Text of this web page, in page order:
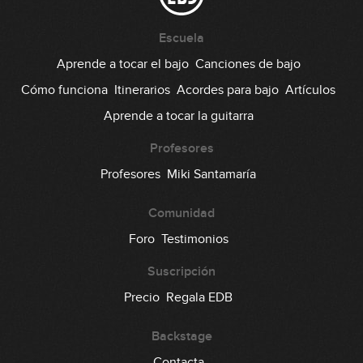
06:53
#117: Pop Groove + Melodía en Ebm
#118: Visualización de 9as y 10as
#119: Slap de pulgar constante en
Gm
GRATIS
Escuela
Aprende a tocar el bajo Canciones de bajo
Cómo funciona Itinerarios Acordes para bajo Artículos
Aprende a tocar la guitarra
Profesores
Profesores Miki Santamaría
Comunidad
Foro Testimonios
Suscripción
Precio Regala EDB
Backstage